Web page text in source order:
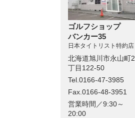
ゴルフショップ
バンカー35
日本タイトリスト特約店
北海道旭川市永山町2
丁目122-50
Tel.0166-47-3985
Fax.0166-48-3951
営業時間／9:30～
20:00